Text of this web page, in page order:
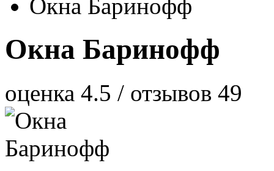
Окна Баринофф
Окна Баринофф
оценка 4.5 / отзывов 49